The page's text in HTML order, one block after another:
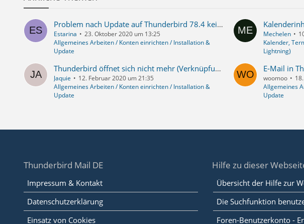
Problem nach Update auf Thunderbird 78.4 kein Zugriff auf t-online Mailkonten
Estarina
23. Oktober 2020 um 13:25
Allgemeines Arbeiten / Konten einrichten / Installation &
Update
Mechelen
Kalender,
Lightning)
Thunderbird öffnet sich nicht mehr (Verknüpfungsproblem / Update-Fehler )
Jaquie
12. Februar 2020 um 21:35
Allgemeines Arbeiten / Konten einrichten / Installation &
Update
woomoo
Allgemeines
Update
Thunderbird Mail DE
Impressum & Kontakt
Datenschutzerklärung
Einsatz von Cookies
Hilfe zu dieser
Übersicht der Hilfe zur
Die Suchfunktion
Foren-Benutzerkonto -